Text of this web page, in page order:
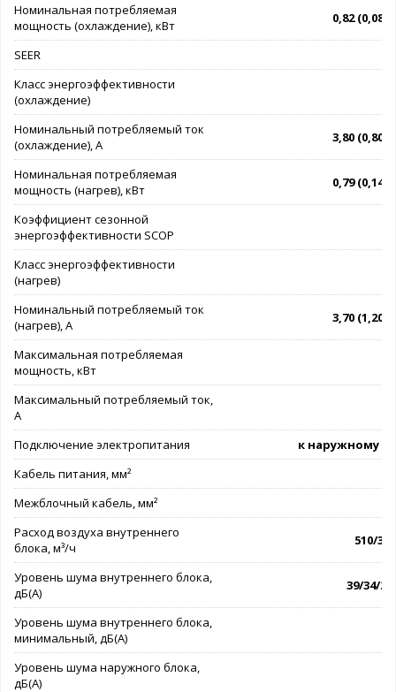
Номинальная потребляемая
мощность (охлаждение), кВт
0,82 (0,08 -
SEER
Класс энергоэффективности
(охлаждение)
Номинальный потребляемый ток
(охлаждение), А
3,80 (0,80 -
Номинальная потребляемая
мощность (нагрев), кВт
0,79 (0,14 -
Коэффициент сезонной
энергоэффективности SCOP
Класс энергоэффективности
(нагрев)
Номинальный потребляемый ток
(нагрев), А
3,70 (1,20 -
Максимальная потребляемая
мощность, кВт
Максимальный потребляемый ток,
А
Подключение электропитания
к наружному
Кабель питания, мм²
Межблочный кабель, мм²
Расход воздуха внутреннего
блока, м³/ч
510/
Уровень шума внутреннего блока,
дБ(А)
39/34/
Уровень шума внутреннего блока,
минимальный, дБ(А)
Уровень шума наружного блока,
дБ(А)